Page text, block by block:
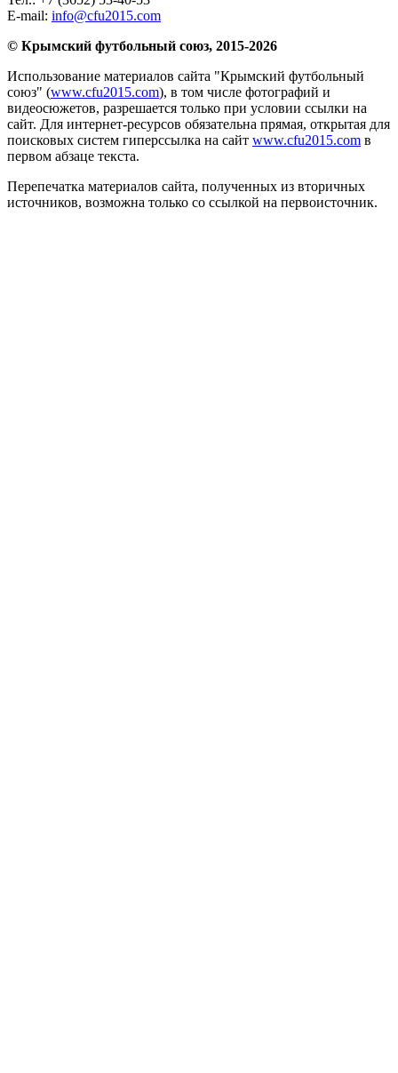
E-mail: info@cfu2015.com
© Крымский футбольный союз, 2015-2026
Использование материалов сайта "Крымский футбольный
союз" (www.cfu2015.com), в том числе фотографий и
видеосюжетов, разрешается только при условии ссылки на
сайт. Для интернет-ресурсов обязательна прямая, открытая для
поисковых систем гиперссылка на сайт www.cfu2015.com в
первом абзаце текста.
Перепечатка материалов сайта, полученных из вторичных
источников, возможна только со ссылкой на первоисточник.